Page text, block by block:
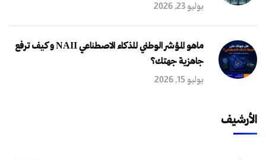
يوليو 23, 2026
ماهو المؤشر الوطني للذكاء الاصطناعي NAII و كيف ترفع
جاهزية جهتك؟
يوليو 15, 2026
الأرشيف